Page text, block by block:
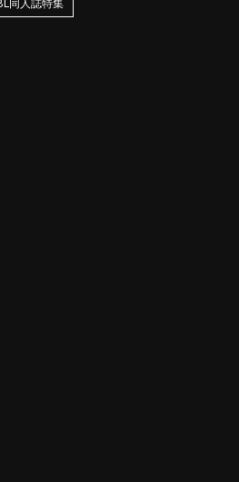
同人誌特集